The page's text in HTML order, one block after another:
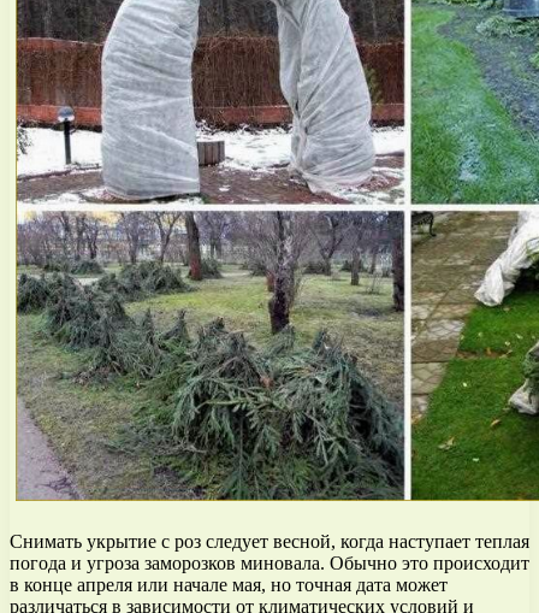
Снимать укрытие с роз следует весной, когда наступает теплая
погода и угроза заморозков миновала. Обычно это происходит
в конце апреля или начале мая, но точная дата может
различаться в зависимости от климатических условий и